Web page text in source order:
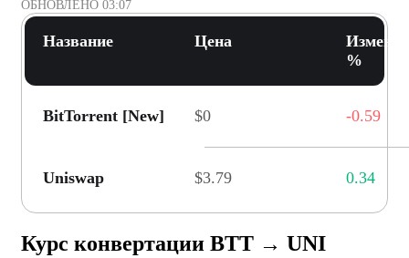
ОБНОВЛЕНО 03:07
Название Цена
%
BitTorrent [New] $0 -0.59
Uniswap $3.79 0.34
Курс конвертации BTT → UNI